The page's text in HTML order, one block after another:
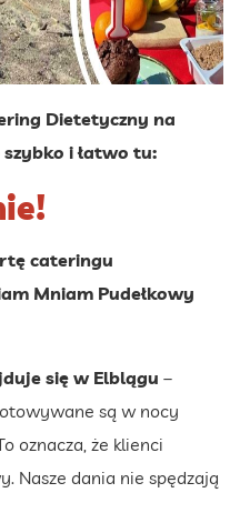
Dietetyczny na
i łatwo tu:
cateringu
Mniam Pudełkowy
się w Elblągu –
są w nocy
oznacza, że klienci
Nasze dania nie spędzają